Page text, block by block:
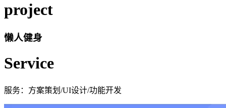
project
懒人健身
Service
服务：方案策划/UI设计/功能开发